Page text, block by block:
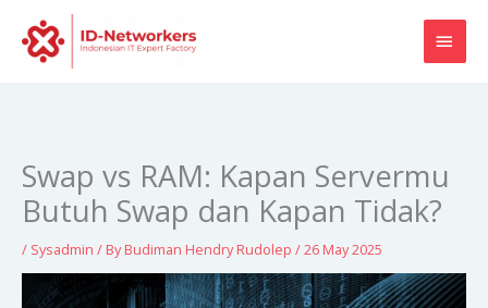
content
Swap vs RAM: Kapan Servermu
Butuh Swap dan Kapan Tidak?
/ Sysadmin / ByBudiman Hendry Rudolep /26 May 2025